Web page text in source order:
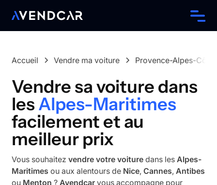
Accueil Vendre ma voiture Provence-Alpes-Côte
Vendre sa voiture dans
les Alpes-Maritimes
facilement et au
meilleur prix
Vous souhaitez vendre votre voiture dans les Alpes-
Maritimes ou aux alentours de Nice, Cannes, Antibes
ou Menton ? Avendcar vous accompagne pour